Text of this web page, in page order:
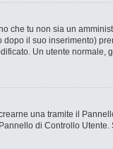
che tu non sia un
il suo inserimento)
Un utente
una tramite il
di Controllo